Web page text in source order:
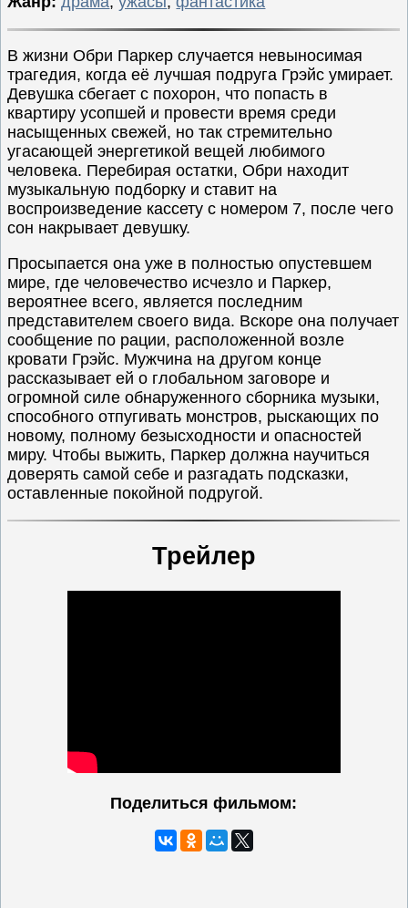
В жизни Обри Паркер случается невыносимая
трагедия, когда её лучшая подруга Грэйс умирает.
Девушка сбегает с похорон, что попасть в
квартиру усопшей и провести время среди
насыщенных свежей, но так стремительно
угасающей энергетикой вещей любимого
человека. Перебирая остатки, Обри находит
музыкальную подборку и ставит на
воспроизведение кассету с номером 7, после чего
сон накрывает девушку.
Просыпается она уже в полностью опустевшем
мире, где человечество исчезло и Паркер,
вероятнее всего, является последним
представителем своего вида. Вскоре она получает
сообщение по рации, расположенной возле
кровати Грэйс. Мужчина на другом конце
рассказывает ей о глобальном заговоре и
огромной силе обнаруженного сборника музыки,
способного отпугивать монстров, рыскающих по
новому, полному безысходности и опасностей
миру. Чтобы выжить, Паркер должна научиться
доверять самой себе и разгадать подсказки,
оставленные покойной подругой.
Трейлер
Поделиться фильмом: